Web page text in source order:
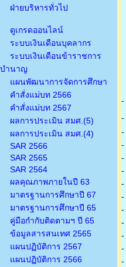
ฝ่ายบริหารทั่วไป
ดูเกรดออนไลน์
ระบบเงินเดือนบุคลากร
ระบบเงินเดือนข้าราชการ
บำนาญ
แผนพัฒนาการจัดการศึกษา
คำสั่งแม่บท 2566
คำสั่งแม่บท 2567
ผลการประเมิน สมศ.(5)
ผลการประเมิน สมศ.(4)
SAR 2566
SAR 2565
SAR 2564
ผลคุณภาพภายในปี 63
มาตรฐานการศึกษาปี 67
มาตรฐานการศึกษาปี 65
คู่มือกำกับติดตามฯ ปี 65
ข้อมูลสารสนเทศ 2565
แผนปฏิบัติการ 2567
แผนปฏิบัติการ 2566
-
-
-
-
-
-
-
-
-
-
-
-
-